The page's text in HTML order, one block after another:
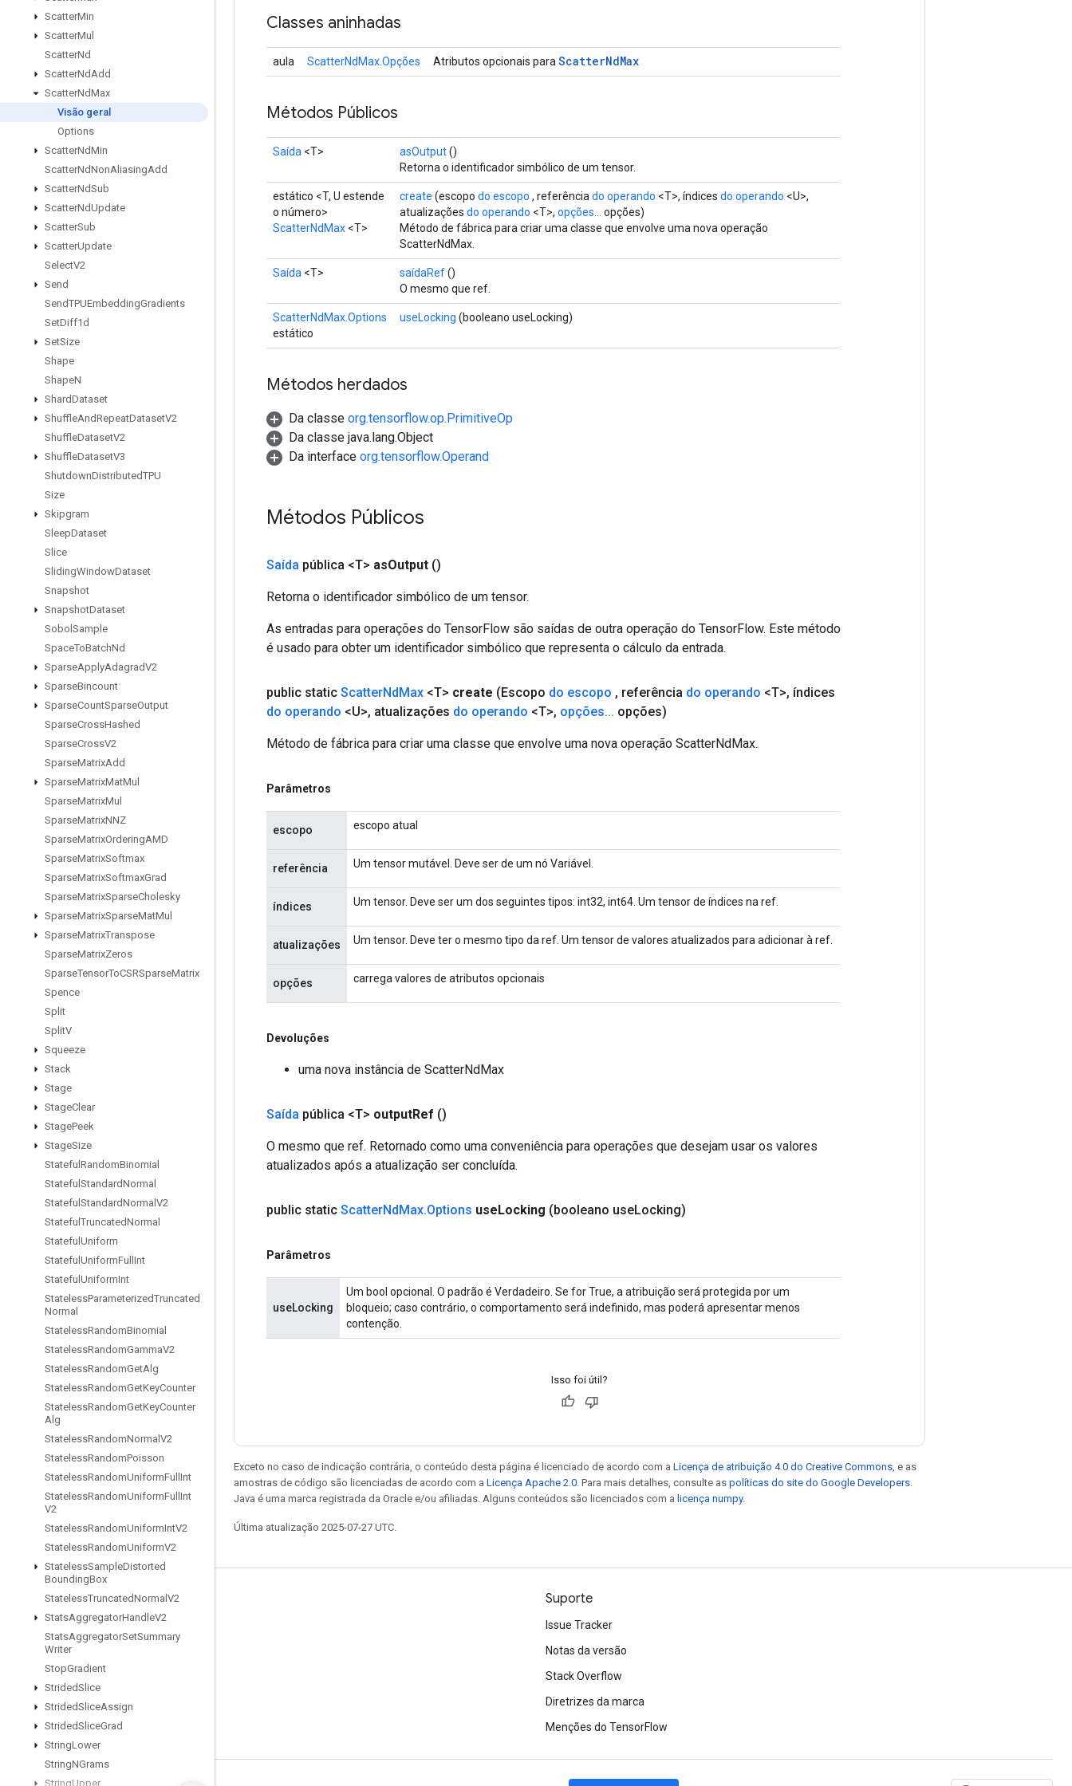
ScatterMin
ScatterMul
ScatterNd
ScatterNdAdd
ScatterNdMax
Visão geral
Options
ScatterNdMin
ScatterNdNonAliasingAdd
ScatterNdSub
ScatterNdUpdate
ScatterSub
ScatterUpdate
SelectV2
Send
SendTPUEmbeddingGradients
SetDiff1d
SetSize
Shape
ShapeN
ShardDataset
ShuffleAndRepeatDatasetV2
ShuffleDatasetV2
ShuffleDatasetV3
ShutdownDistributedTPU
Size
Skipgram
SleepDataset
Slice
SlidingWindowDataset
Snapshot
SnapshotDataset
Sobol Sample
SpaceToBatchNd
SparseApplyAdagradV2
SparseBincount
SparseCountSparseOutput
SparseCrossHashed
SparseCrossV2
SparseMatrixAdd
SparseMatrixMatMul
SparseMatrixMul
SparseMatrixNNZ
SparseMatrixOrderingAMD
SparseMatrixSoftmax
SparseMatrixSoftmaxGrad
SparseMatrixSparseCholesky
SparseMatrixSparseMatMul
SparseMatrixTranspose
SparseMatrixZeros
SparseTensorToCSRSparseMatrix
Spence
Split
SplitV
Squeeze
Stack
Stage
StageClear
StagePeek
StageSize
Stateful RandomBinomial
Stateful StandardNormal
Stateful StandardNormal V2
Stateful TruncatedNormal
Stateful Uniform
Stateful UniformFull Int
Stateful UniformInt
StatelessParameterizedTruncated
Normal
StatelessRandomBinomial
StatelessRandomGammaV2
StatelessRandomGetAlg
StatelessRandomGetKeyCounter
StatelessRandomGetKeyCounter
Alg
StatelessRandomNormal V2
StatelessRandomPoisson
StatelessRandomUniformFull Int
StatelessRandomUniformFull Int
V2
StatelessRandomUniformIntV2
StatelessRandomUniformV2
StatelessSampleDistorted
BoundingBox
StatelessTruncatedNormal V2
StatsAggregatorHandleV2
StatsAggregatorSetSummary
Writer
StopGradient
StridedSlice
StridedSliceAssign
StridedSliceGrad
StringLower
StringNGrams
StringUpper
Classes aninhadas
aula ScatterNdMax.Opções Atributos opcionais para ScatterNdMax
Métodos Públicos
Saída <T> asOutput()
Retorna o identificador simbólico de um tensor.
estático <T, U estende
o número>
ScatterNdMax <T>
create (escopo do escopo , referência do operando <T>, índices do operando <U>,
atualizações do operando <T>, opções...
opções)
Método de fábrica para criar uma classe que envolve uma nova operação
ScatterNdMax.
Saída <T> saídaRef()
O mesmo que ref.
ScatterNdMax.Options
estático
useLocking (booleano useLocking)
Métodos herdados
Da classe org.tensorflow.op.PrimitiveOp
Da classe java.lang.Object
Da interface org.tensorflow.Operand
Métodos Públicos
Saída pública <T> asOutput ()
Retorna o identificador simbólico de um tensor.
As entradas para operações do TensorFlow são saídas de outra operação do TensorFlow. Este método
é usado para obter um identificador simbólico que representa o cálculo da entrada.
public static ScatterNdMax <T> create (Escopo do escopo , referência do operando <T>, índices
do operando <U>, atualizações do operando <T>, opções... opções)
Método de fábrica para criar uma classe que envolve uma nova operação ScatterNdMax.
Parâmetros
escopo escopo atual
referência Um tensor mutável. Deve ser de um nó Variável.
índices Um tensor. Deve ser um dos seguintes tipos: int32, int64. Um tensor de índices na ref.
atualizações Um tensor. Deve ter o mesmo tipo da ref. Um tensor de valores atualizados para adicionar à ref.
opções carrega valores de atributos opcionais
Devoluções
uma nova instância de ScatterNdMax
Saída pública <T> outputRef ()
O mesmo que ref. Retornado como uma conveniência para operações que desejam usar os valores
atualizados após a atualização ser concluída.
public static ScatterNdMax.Options useLocking (booleano useLocking)
Parâmetros
useLocking
Um bool opcional. O padrão é Verdadeiro. Se for True, a atribuição será protegida por um
bloqueio; caso contrário, o comportamento será indefinido, mas poderá apresentar menos
contenção.
Isso foi útil?
Exceto no caso de indicação contrária, o conteúdo desta página é licenciado de acordo com a Licença de atribuição 4.0 do Creative Commons , e as
amostras de código são licenciadas de acordo com a Licença Apache 2.0 . Para mais detalhes, consulte as políticas do site do Google Developers
Java é uma marca registrada da Oracle e/ou afiliadas. Alguns conteúdos são licenciados com a licença numpy.
Última atualização 2025-07-27 UTC.
Permanecer conectado
Blog
Fórum
GitHub
Twitter
YouTube
Suporte
Issue Tracker
Notas da versão
Stack Overflow
Diretrizes da marca
Menções do TensorFlow